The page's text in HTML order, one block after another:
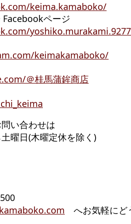
keima.kamaboko/
ページ
keimakamaboko/
＠桂馬蒲鉾商店
い合わせは
曜日(木曜定休を除く)
へお気軽にど